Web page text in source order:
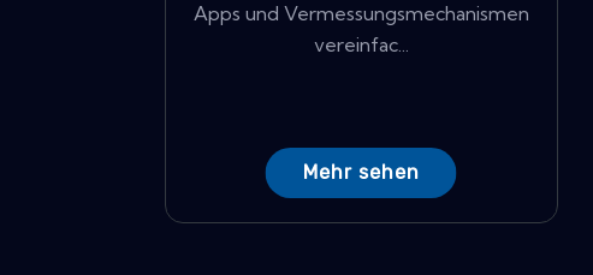
Apps und Vermessungsmechanismen
vereinfac...
Mehr sehen